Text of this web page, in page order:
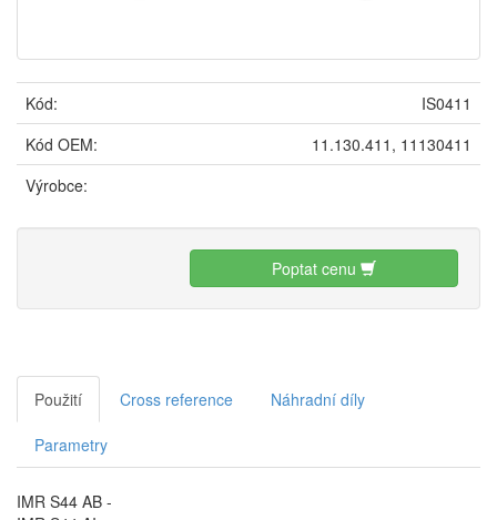
Kód:
IS0411
Kód OEM:
11.130.411, 11130411
Výrobce:
Poptat cenu
Použití Cross reference Náhradní díly
Parametry
IMR S44 AB -